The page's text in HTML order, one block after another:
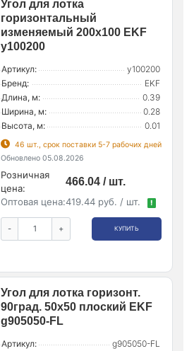
Угол для лотка
горизонтальный
изменяемый 200х100 EKF
y100200
Артикул:
y100200
Бренд:
EKF
Длина, м:
0.39
Ширина, м:
0.28
Высота, м:
0.01
46 шт., срок поставки 5-7 рабочих дней
Обновлено 05.08.2026
Розничная
цена:
466.04 / шт.
Оптовая цена:419.44 руб. / шт. !
- + КУПИТЬ
Угол для лотка горизонт.
90град. 50х50 плоский EKF
g905050-FL
Артикул:
g905050-FL